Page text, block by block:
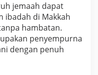
jemaah dapat
ibadah di Makkah
hambatan.
penyempurna
dengan penuh